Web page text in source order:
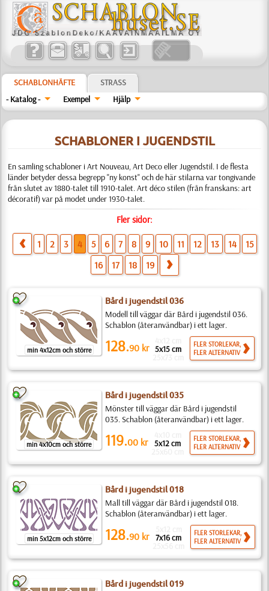
SCHABLONHÄFTE
STRASS
- Katalog -
Exempel Hjälp
SCHABLONER I JUGENDSTIL
En samling schabloner i Art Nouveau, Art Deco eller Jugendstil. I de flesta
länder betyder dessa begrepp "ny konst" och de här stilarna var tongivande
från slutet av 1880-talet till 1910-talet. Art déco stilen (från franskans: art
décoratif) var på modet under 1930-talet.
Fler sidor:
1 2 3 4 5 6 7 8 9 10 11 12 13 14
15
16
17 18 19
min 4x12cm och större
Bård i jugendstil 036
Modell till väggar där Bård i jugendstil 036.
Schablon (återanvändbar) i ett lager.
128.90 kr 5x15 cm
FLER STORLEKAR,
FLER ALTERNATIV
min 4x10cm och större
Bård i jugendstil 035
Mönster till väggar där Bård i jugendstil
035. Schablon (återanvändbar) i ett lager.
119.00 kr 5x12 cm
FLER STORLEKAR,
FLER ALTERNATIV
min 5x12cm och större
Bård i jugendstil 018
Mall till väggar där Bård i jugendstil 018.
Schablon (återanvändbar) i ett lager.
128.90 kr 7x16 cm
FLER STORLEKAR,
FLER ALTERNATIV
Bård i jugendstil 019